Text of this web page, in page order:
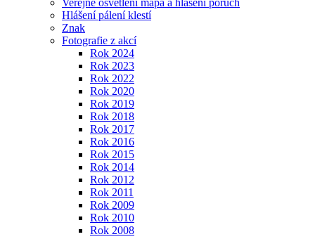
Veřejné osvětlení mapa a hlášení poruch
Hlášení pálení klestí
Znak
Fotografie z akcí
Rok 2024
Rok 2023
Rok 2022
Rok 2020
Rok 2019
Rok 2018
Rok 2017
Rok 2016
Rok 2015
Rok 2014
Rok 2012
Rok 2011
Rok 2009
Rok 2010
Rok 2008